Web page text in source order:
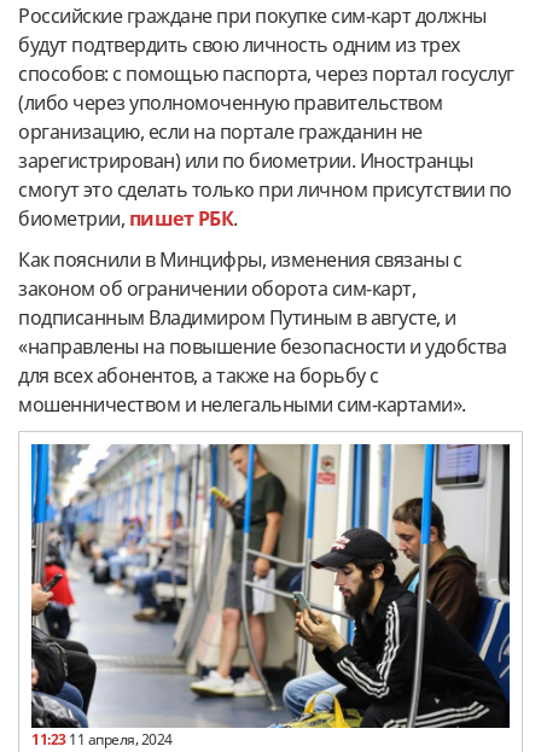
Российские граждане при покупке сим-карт должны
будут подтвердить свою личность одним из трех
способов: с помощью паспорта, через портал госуслуг
(либо через уполномоченную правительством
организацию, если на портале гражданин не
зарегистрирован) или по биометрии. Иностранцы
смогут это сделать только при личном присутствии по
биометрии, пишет РБК.
Как пояснили в Минцифры, изменения связаны с
законом об ограничении оборота сим-карт,
подписанным Владимиром Путиным в августе, и
«направлены на повышение безопасности и удобства
для всех абонентов, а также на борьбу с
мошенничеством и нелегальными сим-картами».
11:2311 апреля, 2024